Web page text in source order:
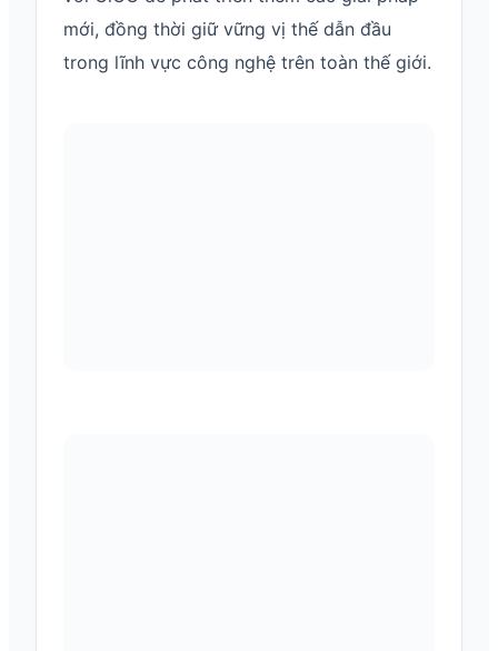
mới, đồng thời giữ vững vị thế dẫn đầu
trong lĩnh vực công nghệ trên toàn thế giới.